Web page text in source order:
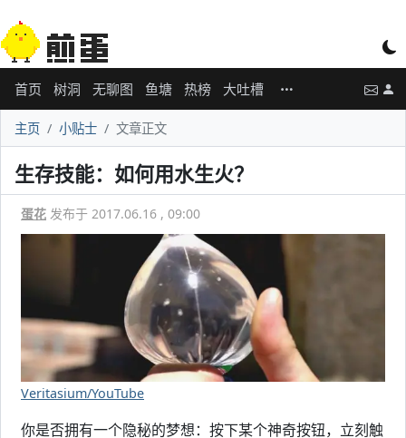
首页 树洞 无聊图 鱼塘 热榜 大吐槽
主页 小贴士 文章正文
生存技能：如何用水生火？
蛋花 发布于 2017.06.16 , 09:00
Veritasium/YouTube
你是否拥有一个隐秘的梦想：按下某个神奇按钮，立刻触